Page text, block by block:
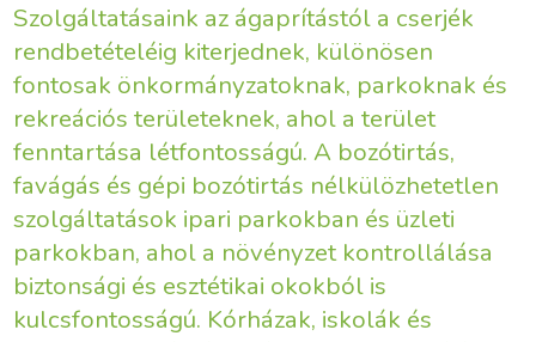
Szolgáltatásaink az ágaprítástól a cserjék
rendbetételéig kiterjednek, különösen
fontosak önkormányzatoknak, parkoknak és
rekreációs területeknek, ahol a terület
fenntartása létfontosságú. A bozótirtás,
favágás és gépi bozótirtás nélkülözhetetlen
szolgáltatások ipari parkokban és üzleti
parkokban, ahol a növényzet kontrollálása
biztonsági és esztétikai okokból is
kulcsfontosságú. Kórházak, iskolák és